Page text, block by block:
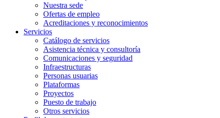
Nuestra sede
Ofertas de empleo
Acreditaciones y reconocimientos
Servicios
Catálogo de servicios
Asistencia técnica y consultoría
Comunicaciones y seguridad
Infraestructuras
Personas usuarias
Plataformas
Proyectos
Puesto de trabajo
Otros servicios